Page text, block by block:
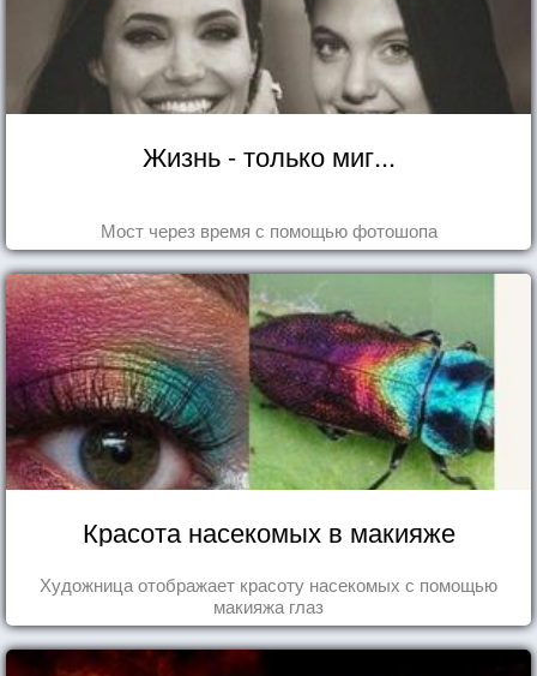
Жизнь - только миг...
Мост через время с помощью фотошопа
Красота насекомых в макияже
Художница отображает красоту насекомых с помощью
макияжа глаз